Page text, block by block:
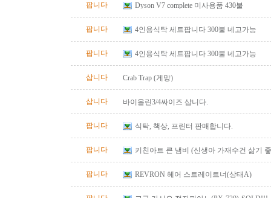
팝니다 Dyson V7 complete 미사용품 430불
팝니다 4인용식탁 세트팝니다 300불 네고가능
팝니다 4인용식탁 세트팝니다 300불 네고가능
삽니다 Crab Trap (게망)
삽니다 바이올린3/4싸이즈 삽니다.
팝니다 식탁, 책상, 프린터 판매합니다.
팝니다 키친아트 큰 냄비 (신생아 가재수건 삶기
팝니다 REVRON 헤어 스트레이트너(상태A)